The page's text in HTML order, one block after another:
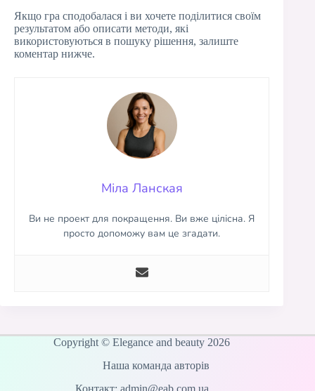
Якщо гра сподобалася і ви хочете поділитися своїм
результатом або описати методи, які
використовуються в пошуку рішення, залиште
коментар нижче.
Міла Ланская
Ви не проект для покращення. Ви вже цілісна. Я
просто допоможу вам це згадати.
Copyright © Elegance and beauty 2026
Наша команда авторів
Контакт: admin@eab.com.ua